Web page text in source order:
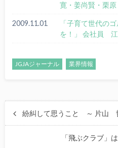
寛・姜尚賢・栗
2009.11.01
「子育て世代の
を！」 会社員
JGJAジャーナル 業界情報
紛糾して思うこと ～ 片山
「飛ぶクラブ